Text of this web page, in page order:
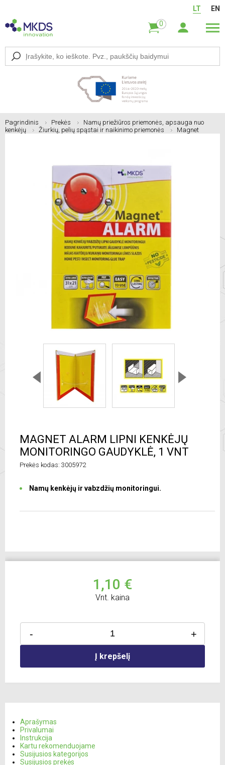
LT
EN
0
Pagrindinis Prekės
Namų priežiūros priemonės, apsauga nuo
kenkėjų
Žiurkių, pelių spąstai ir naikinimo priemonės
Magnet
MAGNET ALARM LIPNI KENKĖJŲ
MONITORINGO GAUDYKLĖ, 1 VNT
Prekės kodas: 3005972
Namų kenkėjų ir vabzdžių monitoringui.
1,10 €
Vnt. kaina
- +
Į krepšelį
Aprašymas
Privalumai
Instrukcija
Kartu rekomenduojame
Susijusios kategorijos
Susijusios prekės